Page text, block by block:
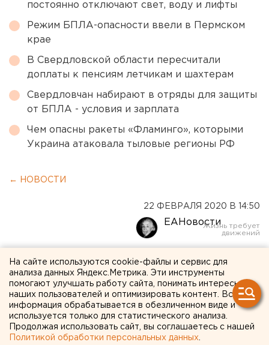
постоянно отключают свет, воду и лифты
Режим БПЛА-опасности ввели в Пермском
крае
В Свердловской области пересчитали
доплаты к пенсиям летчикам и шахтерам
Свердловчан набирают в отряды для защиты
от БПЛА - условия и зарплата
Чем опасны ракеты «Фламинго», которыми
Украина атаковала тыловые регионы РФ
← НОВОСТИ
22 ФЕВРАЛЯ 2020 В 14:50
ЕАНовости
Путин поручил в два раза
увеличить охват
получающих лекарства
людей с ВИЧ
На сайте используются cookie-файлы и сервис для
анализа данных Яндекс.Метрика. Эти инструменты
помогают улучшать работу сайта, понимать интересы
наших пользователей и оптимизировать контент. Вся
информация обрабатывается в обезличенном виде и
используется только для статистического анализа.
Продолжая использовать сайт, вы соглашаетесь с нашей
Политикой обработки персональных данных